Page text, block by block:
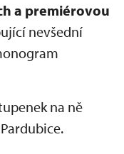
a premiérovou
nevšední
na ně